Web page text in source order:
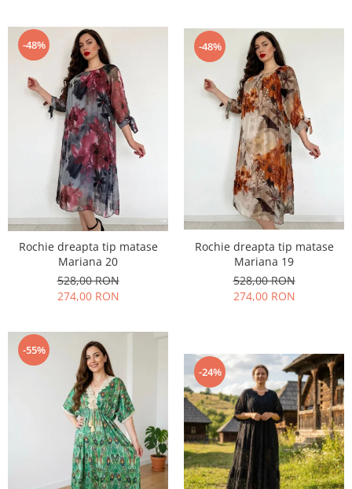
-48%
Rochie dreapta tip matase
Mariana 20
528,00 RON
274,00 RON
-48%
Rochie dreapta tip matase
Mariana 19
528,00 RON
274,00 RON
-55%
-24%